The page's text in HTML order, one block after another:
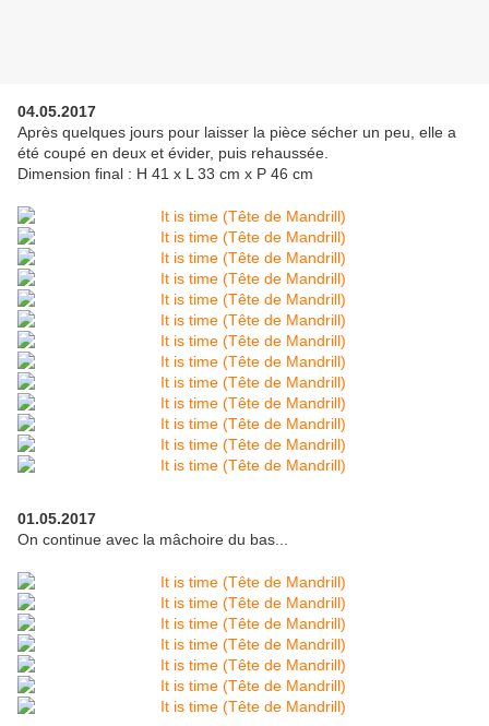
04.05.2017
Après quelques jours pour laisser la pièce sécher un peu, elle a
été coupé en deux et évider, puis rehaussée.
Dimension final : H 41 x L 33 cm x P 46 cm
01.05.2017
On continue avec la mâchoire du bas...